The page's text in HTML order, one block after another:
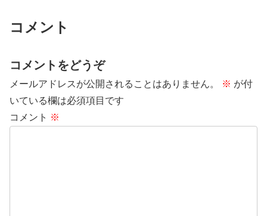
コメント
コメントをどうぞ
メールアドレスが公開されることはありません。 ※ が付
いている欄は必須項目です
コメント ※